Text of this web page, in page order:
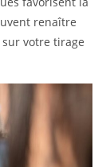
renaître
votre tirage